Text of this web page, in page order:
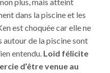
dans la piscine et les
est choquée car elle ne
autour de la piscine sont
entendu. Loid félicite
d’être venue au